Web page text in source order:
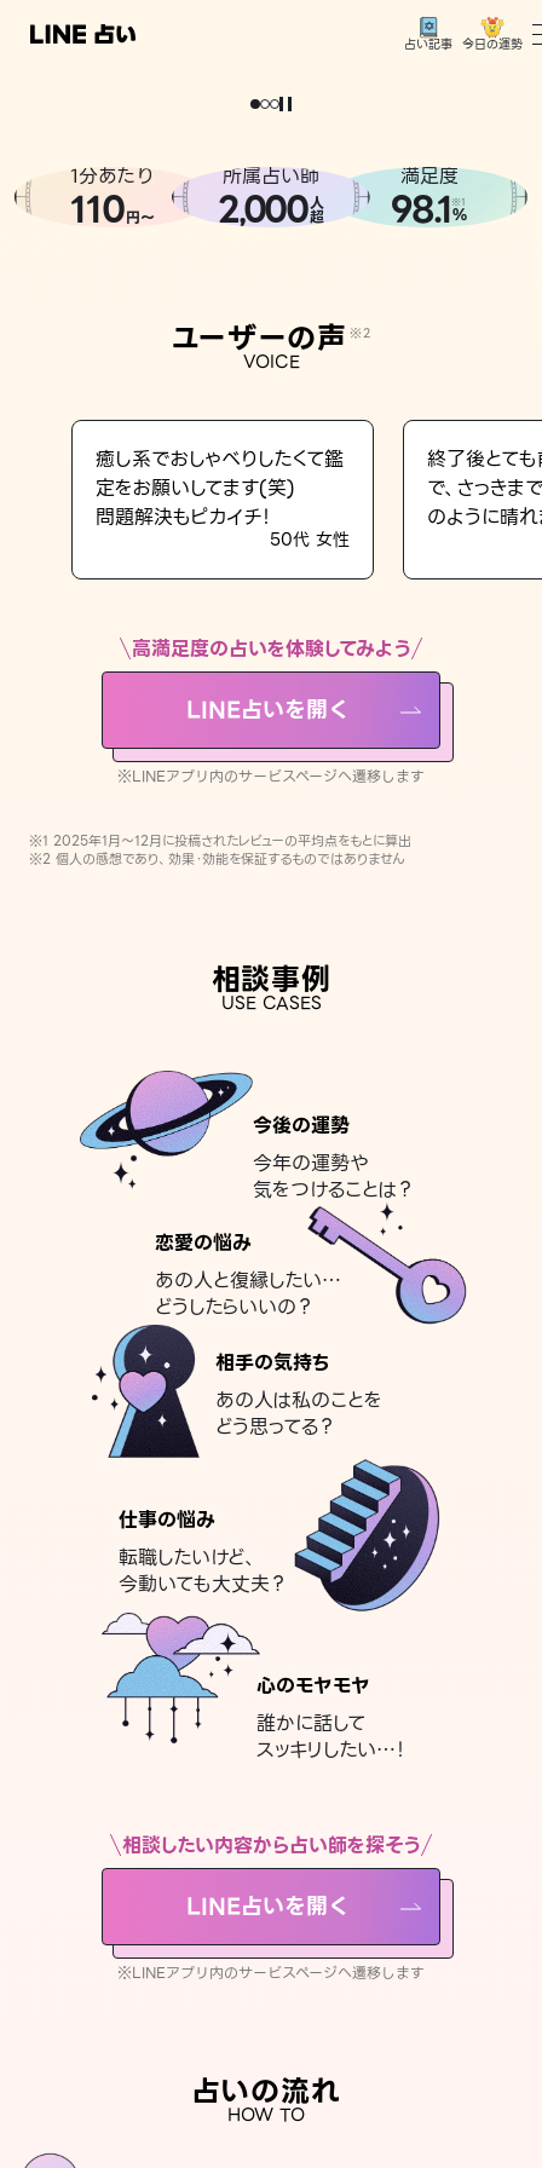
占い記事 今日の運勢
相談事例
占い記事
LINE占いを開く
※LINEアプリ内のサービスページへ遷移します
どうせなら
。
1分あたり
110円〜
所属占い師
2,000人
超
満足度
98.1※1
%
ユーザーの声 ※2
VOICE
癒し系でおしゃべりしたくて鑑
定をお願いしてます(笑)
問題解決もピカイチ！
50代 女性
終了後とて
で、さっき
のように晴れ
高満足度の占いを体験してみよう
LINE占いを開く
※LINEアプリ内のサービスページへ遷移します
※1 2025年1月〜12月に投稿されたレビューの平均点をもとに算出
※2 個人の感想であり、効果・効能を保証するものではありません
相談事例
USE CASES
今後の運勢
今年の運勢や
気をつけることは？
恋愛の悩み
あの人と復縁したい…
どうしたらいいの？
相手の気持ち
あの人は私のことを
どう思ってる？
仕事の悩み
転職したいけど、
今動いても大丈夫？
心のモヤモヤ
誰かに話して
スッキリしたい…！
相談したい内容から占い師を探そう
LINE占いを開く
※LINEアプリ内のサービスページへ遷移します
占いの流れ
HOW TO